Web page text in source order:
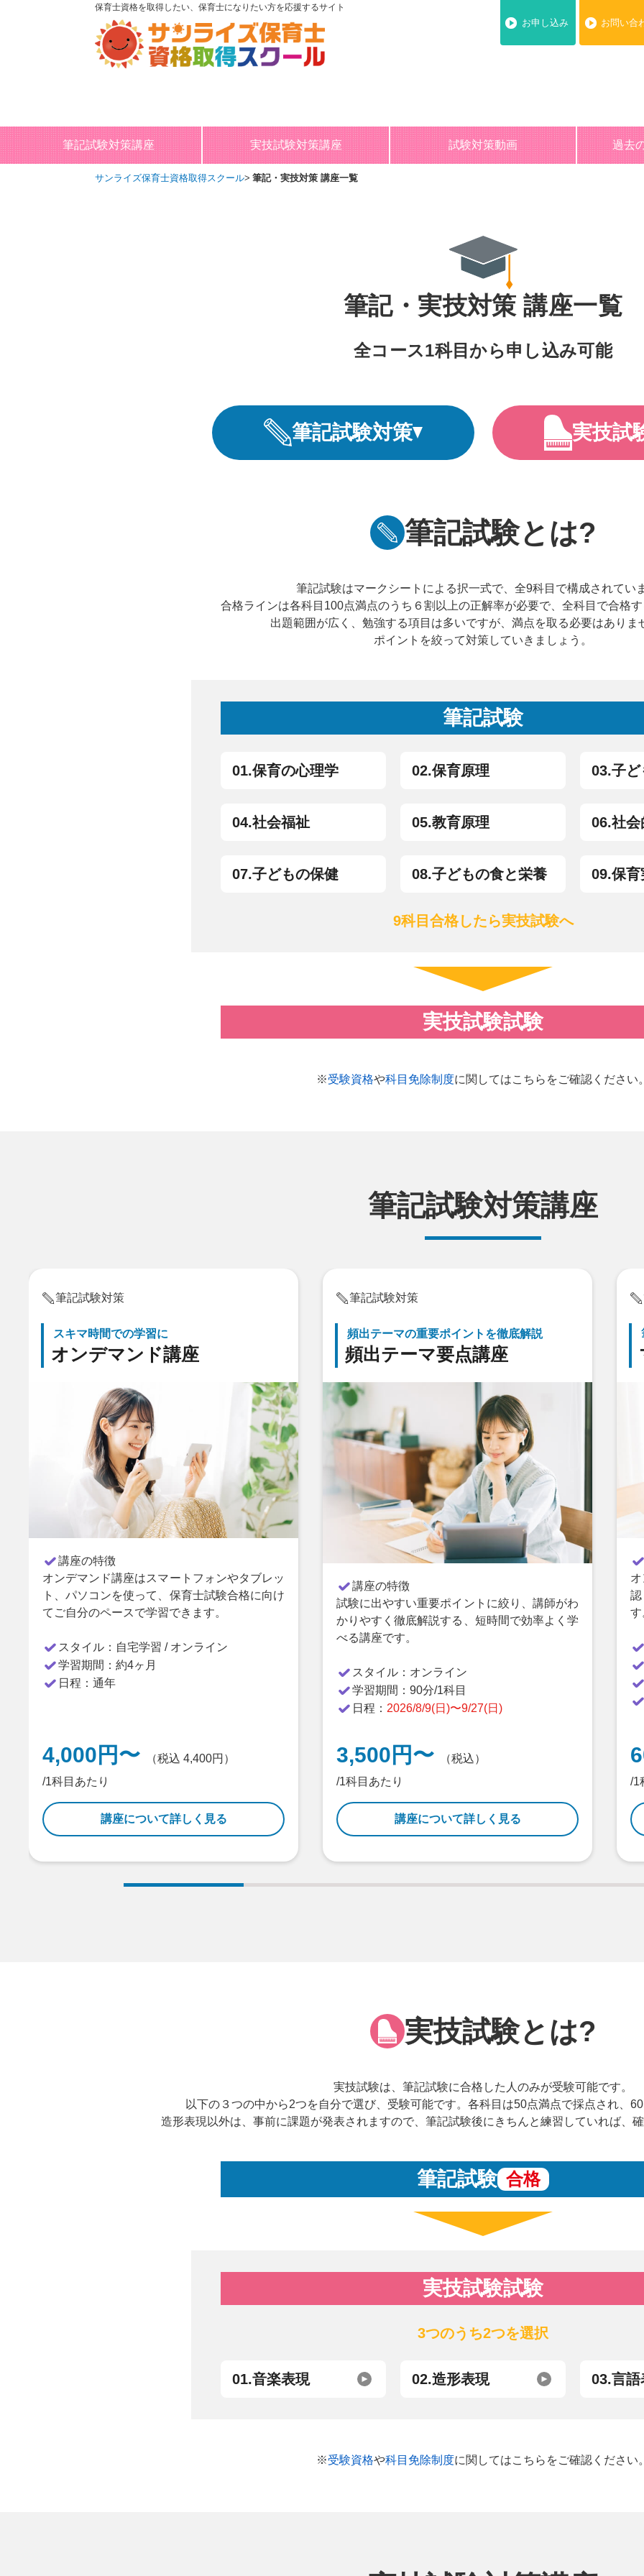
保育士資格を取得したい、保育士になりたい方を応援するサイト
お申し込み お問い合
筆記試験対策講座 実技試験対策講座 試験対策動画 過去
サンライズ保育士資格取得スクール 筆記・実技対策 講座一覧
筆記・実技対策講座一覧
全コース1科目から申し込み可能
筆記試験対策 実技試
筆記試験とは?
筆記試験はマークシートによる択一式で、全9科目で構成されてい
合格ラインは各科目100点満点のうち６割以上の正解率が必要で、全科目で合格
出題範囲が広く、勉強する項目は多いですが、満点を取る必要はありま
ポイントを絞って対策していきましょう。
筆記試験
01.保育の心理学 02.保育原理 03.子
04.社会福祉 05.教育原理 06.社会
07.子どもの保健 08.子どもの食と栄養 09.保
9科目合格したら実技試験へ
実技試験試験
※受験資格や科目免除制度に関してはこちらをご確認ください
筆記試験対策講座
筆記試験対策
スキマ時間での学習に
オンデマンド講座
講座の特徴
オンデマンド講座はスマートフォンやタブレッ
ト、パソコンを使って、保育士試験合格に向け
てご自分のペースで学習できます。
スタイル： 自宅学習 / オンライン
学習期間： 約4ヶ月
日程： 通年
4,000円〜
（税込 4,400円）
/1科目あたり
講座について詳しく見る
筆記試験対策
頻出テーマの重要ポイントを徹底解説
頻出テーマ要点講座
講座の特徴
試験に出やすい重要ポイントに絞り、講師がわ
かりやすく徹底解説する、短時間で効率よく学
べる講座です。
スタイル： オンライン
学習期間： 90分/1科目
日程： 2026/8/9(日)〜9/27(日)
3,500円〜
（税込）
/1科目あたり
講座について詳しく見る
す
/1
実技試験とは?
実技試験は、筆記試験に合格した人のみが受験可能です。
以下の３つの中から2つを自分で選び、受験可能です。各科目は50点満点で採点され、
造形表現以外は、事前に課題が発表されますので、筆記試験後にきちんと練習していれば、
筆記試験 合格
実技試験試験
3つのうち2つを選択
01.音楽表現 02.造形表現 03.言語
※受験資格や科目免除制度に関してはこちらをご確認ください